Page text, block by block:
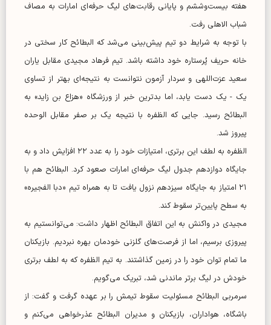
هفته بیست‌وششم و پایانی رقابت‌های لیگ حرفه‌ای امارات به مصاف
شباب الاهلی رفت.
با توجه به شرایط دو تیم پیش‌بینی می‌شد که البطائح کار سختی در
خانه حریف پُرستاره خود داشته باشد. تیم فرهاد مجیدی مقابل یاران
سعید عزت‌اللهی و سردار آزمون نتوانست به نتیجه‌ای بهتر از تساوی
یک - یک دست یابد، اما بدترین خبر از ورزشگاه «هزاع بن زاید» به
البطائح رسید. جایی که الظفره با نتیجه یک بر صفر مقابل الوحده
پیروز شد.
الظفره به لطف این برتری، امتیازات خود را به عدد ۲۲ افزایش داد و به
جایگاه دوازدهم جدول لیگ حرفه‌ای امارات صعود کرد. البطائح هم با
۲۱ امتیاز به جایگاه سیزدهم نزول یافت تا به همراه تیم «دبا الفجیره»
به سطح پایین‌تر سقوط کند.
مجیدی در واکنش به این اتفاق البطائح اظهار داشت: می‌توانستیم به
پیروزی برسیم، اما از فرصت‌های گلزنی خودمان بهره نبردیم. بازیکنان
ما تمام توان خود را در زمین گذاشتند. به تیم الظفره که به لطف برتری
خودش در لیگ برتر ماندنی شد، تبریک می‌گویم.
سرمربی البطائح مسئولیت سقوط تیمش را بر عهده گرفت و گفت: از
باشگاه، هواداران، بازیکنان و مدیران البطائح عذرخواهی می‌کنم و